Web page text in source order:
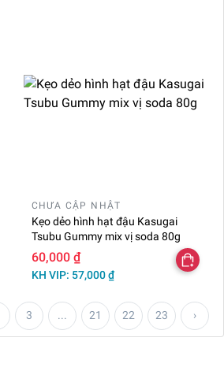
CHƯA CẬP NHẬT
Kẹo dẻo hình hạt đậu Kasugai
Tsubu Gummy mix vị soda 80g
60,000 ₫
KH VIP: 57,000 ₫
3 ... 21 22 23 ›